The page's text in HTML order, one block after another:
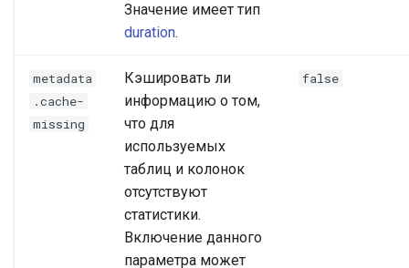
Значение имеет тип
duration.
metadata
.cache-
missing
Кэшировать ли
информацию о том,
что для
используемых
таблиц и колонок
отсутствуют
статистики.
Включение данного
параметра может
false